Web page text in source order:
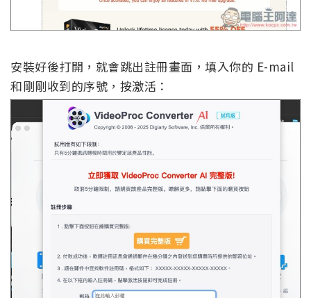
安裝好後打開，就會跳出註冊畫面，填入你的 E-mail
和剛剛收到的序號，按激活：